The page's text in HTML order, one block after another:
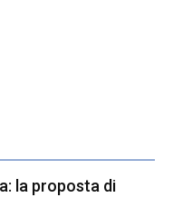
la proposta di